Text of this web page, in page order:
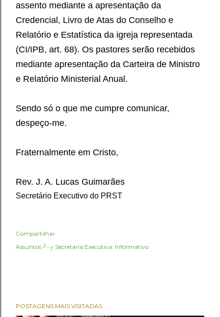
assento mediante a apresentação da
Credencial, Livro de Atas do Conselho e
Relatório e Estatística da igreja representada
(CI/IPB, art. 68). Os pastores serão recebidos
mediante apresentação da Carteira de Ministro
e Relatório Ministerial Anual.
Sendo só o que me cumpre comunicar,
despeço-me.
Fraternalmente em Cristo,
Rev. J. A. Lucas Guimarães
Secretário Executivo do PRST
Compartilhar
Assuntos ┘•┌ Secretaria Executiva: Informativo
POSTAGENS MAIS VISITADAS